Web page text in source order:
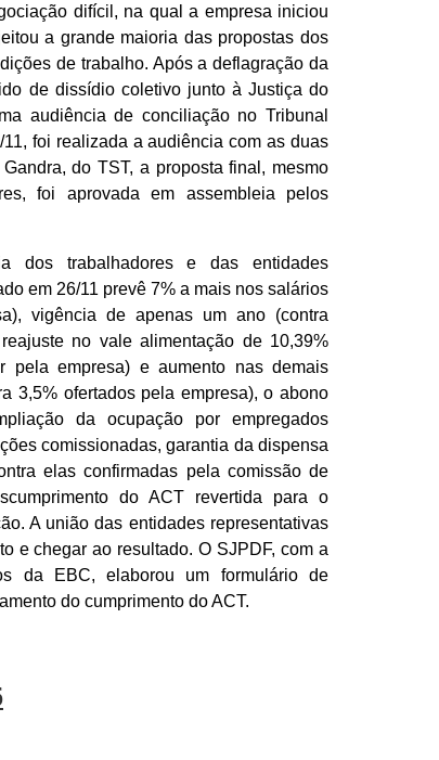
difícil, na qual a empresa iniciou
a grande maioria das propostas dos
de trabalho. Após a deflagração da
de dissídio coletivo junto à Justiça do
audiência de conciliação no Tribunal
foi realizada a audiência com as duas
do TST, a proposta final, mesmo
foi aprovada em assembleia pelos
dos trabalhadores e das entidades
em 26/11 prevê 7% a mais nos salários
vigência de apenas um ano (contra
no vale alimentação de 10,39%
pela empresa) e aumento nas demais
3,5% ofertados pela empresa), o abono
da ocupação por empregados
comissionadas, garantia da dispensa
elas confirmadas pela comissão de
do ACT revertida para o
A união das entidades representativas
e chegar ao resultado. O SJPDF, com a
da EBC, elaborou um formulário de
do cumprimento do ACT.